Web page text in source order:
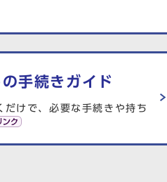
の手続きガイド
だけで、必要な手続きや持ち